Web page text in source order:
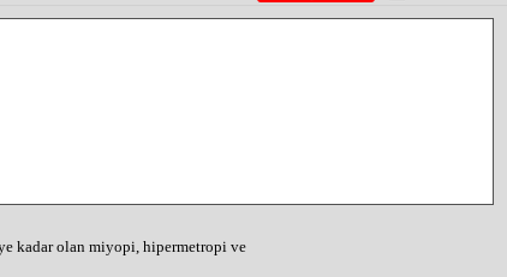
kadar olan miyopi, hipermetropi ve